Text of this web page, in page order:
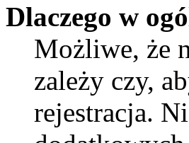
Dlaczego w
Możliwe, że
zależy czy,
rejestracja.